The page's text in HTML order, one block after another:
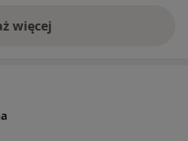
więcej
o doświadczeniu